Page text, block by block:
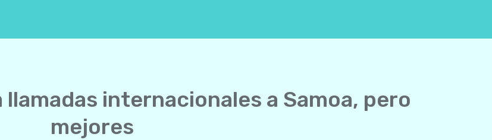
internacionales a Samoa, pero
mejores